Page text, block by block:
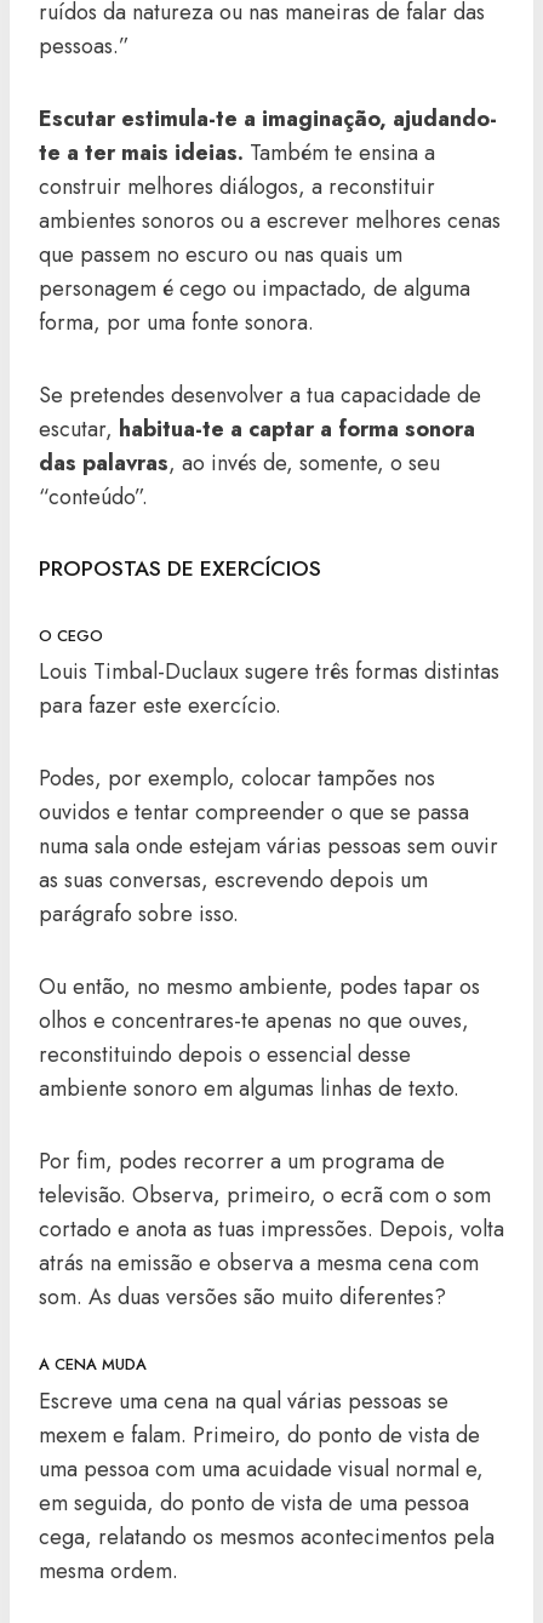
ruídos da natureza ou nas maneiras de falar das
pessoas.”
Escutar estimula-te a imaginação, ajudando-
te a ter mais ideias. Também te ensina a
construir melhores diálogos, a reconstituir
ambientes sonoros ou a escrever melhores cenas
que passem no escuro ou nas quais um
personagem é cego ou impactado, de alguma
forma, por uma fonte sonora.
Se pretendes desenvolver a tua capacidade de
escutar, habitua-te a captar a forma sonora
das palavras, ao invés de, somente, o seu
“conteúdo”.
PROPOSTAS DE EXERCÍCIOS
O CEGO
Louis Timbal-Duclaux sugere três formas distintas
para fazer este exercício.
Podes, por exemplo, colocar tampões nos
ouvidos e tentar compreender o que se passa
numa sala onde estejam várias pessoas sem ouvir
as suas conversas, escrevendo depois um
parágrafo sobre isso.
Ou então, no mesmo ambiente, podes tapar os
olhos e concentrares-te apenas no que ouves,
reconstituindo depois o essencial desse
ambiente sonoro em algumas linhas de texto.
Por fim, podes recorrer a um programa de
televisão. Observa, primeiro, o ecrã com o som
cortado e anota as tuas impressões. Depois, volta
atrás na emissão e observa a mesma cena com
som. As duas versões são muito diferentes?
A CENA MUDA
Escreve uma cena na qual várias pessoas se
mexem e falam. Primeiro, do ponto de vista de
uma pessoa com uma acuidade visual normal e,
em seguida, do ponto de vista de uma pessoa
cega, relatando os mesmos acontecimentos pela
mesma ordem.